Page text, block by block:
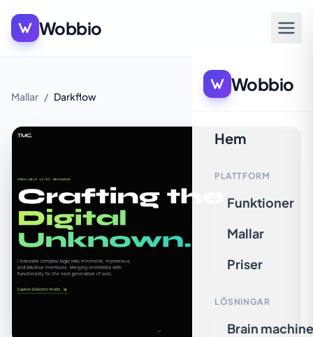
Wobbio
Wobbio
Hem
PLATTFORM
Funktioner
Mallar
Priser
LÖSNINGAR
Brain
Mallar / Darkflow